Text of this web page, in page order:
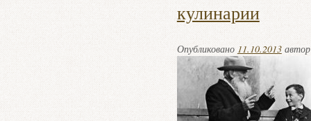
кулинарии
Опубликовано 11.10.2013